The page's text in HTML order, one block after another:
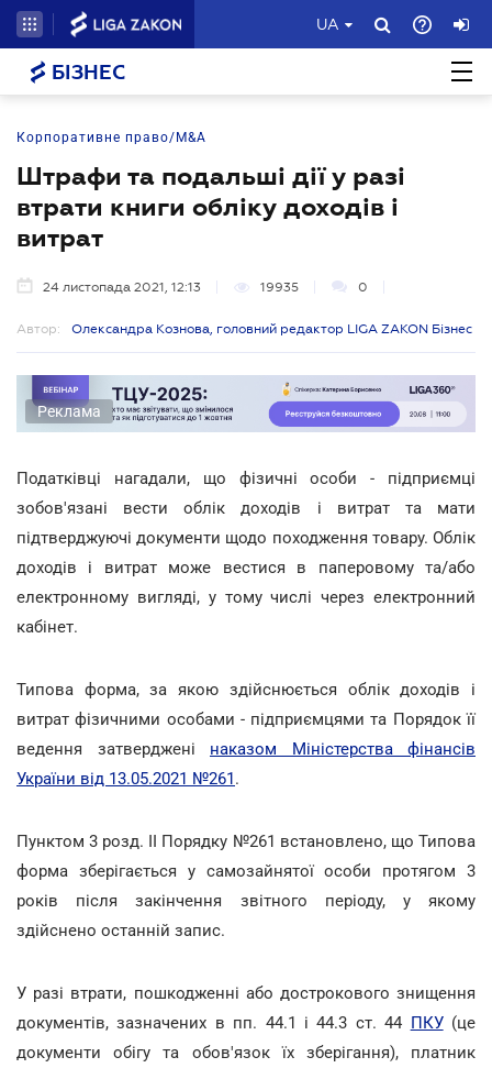
UA
БІЗНЕС
Корпоративне право/M&A
Штрафи та подальші дії у разі
втрати книги обліку доходів і
витрат
24 листопада 2021, 12:13 19935 0
Автор: Олександра Кознова, головний редактор LIGA ZAKON Бізнес
Реклама
Податківці нагадали, що фізичні особи - підприємці
зобов'язані вести облік доходів і витрат та мати
підтверджуючі документи щодо походження товару. Облік
доходів і витрат може вестися в паперовому та/або
електронному вигляді, у тому числі через електронний
кабінет.
Типова форма, за якою здійснюється облік доходів і
витрат фізичними особами - підприємцями та Порядок її
ведення затверджені наказом Міністерства фінансів
України від 13.05.2021 №261.
Пунктом 3 розд. ІІ Порядку №261 встановлено, що Типова
форма зберігається у самозайнятої особи протягом 3
років після закінчення звітного періоду, у якому
здійснено останній запис.
У разі втрати, пошкодженні або дострокового знищення
документів, зазначених в пп. 44.1 і 44.3 ст. 44 ПКУ(це
документи обігу та обов'язок їх зберігання), платник